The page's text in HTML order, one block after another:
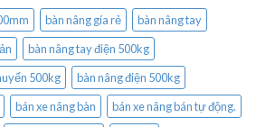
bàn nâng gía rẻ
bàn nâng tay
bàn nâng tay điện 500kg
500kg
bàn nâng điện 500kg
bán xe nâng bàn
bán xe nâng bán tự động.